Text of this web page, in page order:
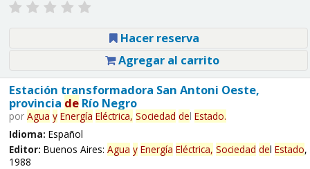
Hacer reserva
Agregar al carrito
Estación transformadora San Antoni Oeste,
provincia deRío Negro
por Agua y Energía Eléctrica, Sociedad del Estado.
Idioma: Español
Editor: Buenos Aires: Agua y Energía Eléctrica, Sociedad del Estado,
1988